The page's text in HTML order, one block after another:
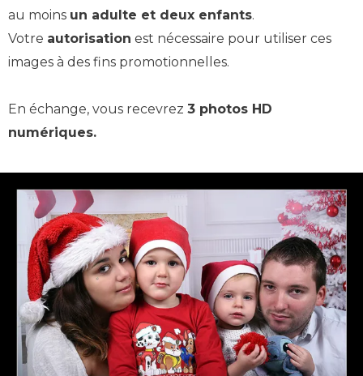
au moins un adulte et deux enfants.
Votre autorisation est nécessaire pour utiliser ces
images à des fins promotionnelles.
En échange, vous recevrez 3 photos HD
numériques.